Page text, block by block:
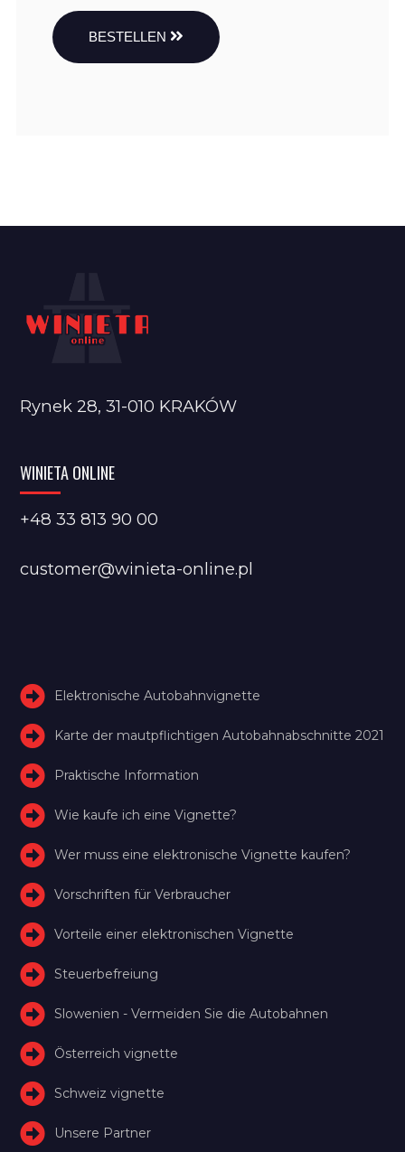
BESTELLEN
Rynek 28, 31-010 KRAKÓW
WINIETA ONLINE
+48 33 813 90 00
customer@winieta-online.pl
Elektronische Autobahnvignette
Karte der mautpflichtigen Autobahnabschnitte 2021
Praktische Information
Wie kaufe ich eine Vignette?
Wer muss eine elektronische Vignette kaufen?
Vorschriften für Verbraucher
Vorteile einer elektronischen Vignette
Steuerbefreiung
Slowenien - Vermeiden Sie die Autobahnen
Österreich vignette
Schweiz vignette
Unsere Partner